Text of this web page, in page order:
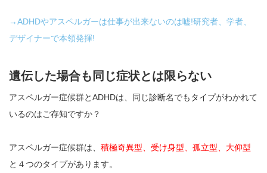
→ADHDやアスペルガーは仕事が出来ないのは嘘!研究者、学者、
デザイナーで本領発揮!
遺伝した場合も同じ症状とは限らない
アスペルガー症候群とADHDは、同じ診断名でもタイプがわかれて
いるのはご存知ですか？
アスペルガー症候群は、 積極奇異型、受け身型、孤立型、大仰型
と４つのタイプがあります。